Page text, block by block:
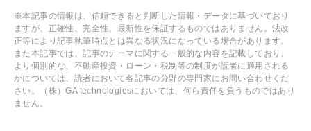
※本記事の情報は、信頼できると判断した情報・データに基づいており
ますが、正確性、完全性、最新性を保証するものではありません。法改
正等により記事執筆時点とは異なる状況になっている場合があります。
また本記事では、記事のテーマに関する一般的な内容を記載しており、
より個別的な、不動産投資・ローン・税制等の制度が読者に適用される
かについては、読者において各記事の分野の専門家にお問い合わせくだ
さい。（株）GA technologiesにおいては、何ら責任を負うものではあり
ません。